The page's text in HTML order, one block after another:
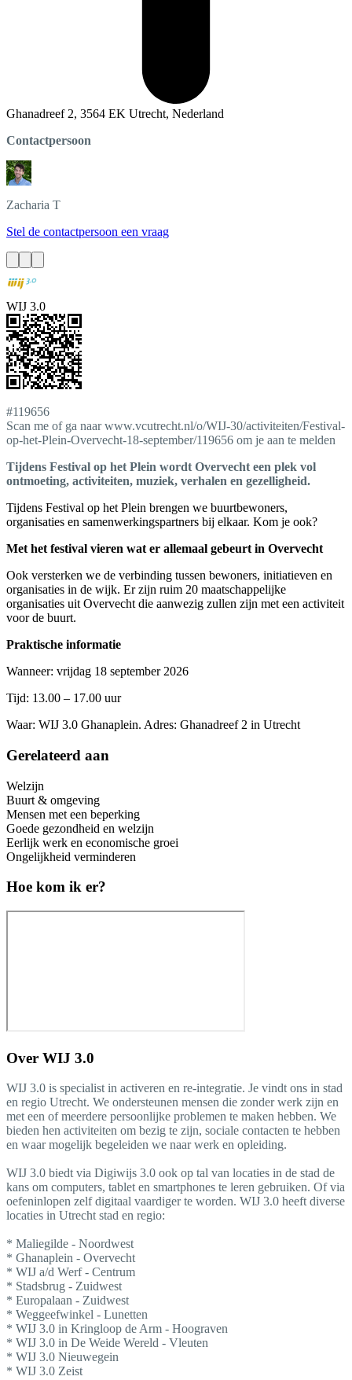
Ghanadreef 2, 3564 EK Utrecht, Nederland
Contactpersoon
Zacharia T
Stel de contactpersoon een vraag
WIJ 3.0
#119656
Scan me of ga naar www.vcutrecht.nl/o/WIJ-30/activiteiten/Festival-
op-het-Plein-Overvecht-18-september/119656 om je aan te melden
Tijdens Festival op het Plein wordt Overvecht een plek vol
ontmoeting, activiteiten, muziek, verhalen en gezelligheid.
Tijdens Festival op het Plein brengen we buurtbewoners,
organisaties en samenwerkingspartners bij elkaar. Kom je ook?
Met het festival vieren wat er allemaal gebeurt in Overvecht
Ook versterken we de verbinding tussen bewoners, initiatieven en
organisaties in de wijk. Er zijn ruim 20 maatschappelijke
organisaties uit Overvecht die aanwezig zullen zijn met een activiteit
voor de buurt.
Praktische informatie
Wanneer: vrijdag 18 september 2026
Tijd: 13.00 – 17.00 uur
Waar: WIJ 3.0 Ghanaplein. Adres: Ghanadreef 2 in Utrecht
Gerelateerd aan
Welzijn
Buurt & omgeving
Mensen met een beperking
Goede gezondheid en welzijn
Eerlijk werk en economische groei
Ongelijkheid verminderen
Hoe kom ik er?
Over WIJ 3.0
WIJ 3.0 is specialist in activeren en re-integratie. Je vindt ons in stad
en regio Utrecht. We ondersteunen mensen die zonder werk zijn en
met een of meerdere persoonlijke problemen te maken hebben. We
bieden hen activiteiten om bezig te zijn, sociale contacten te hebben
en waar mogelijk begeleiden we naar werk en opleiding.
WIJ 3.0 biedt via Digiwijs 3.0 ook op tal van locaties in de stad de
kans om computers, tablet en smartphones te leren gebruiken. Of via
oefeninlopen zelf digitaal vaardiger te worden. WIJ 3.0 heeft diverse
locaties in Utrecht stad en regio:
* Maliegilde - Noordwest
* Ghanaplein - Overvecht
* WIJ a/d Werf - Centrum
* Stadsbrug - Zuidwest
* Europalaan - Zuidwest
* Weggeefwinkel - Lunetten
* WIJ 3.0 in Kringloop de Arm - Hoograven
* WIJ 3.0 in De Weide Wereld - Vleuten
* WIJ 3.0 Nieuwegein
* WIJ 3.0 Zeist